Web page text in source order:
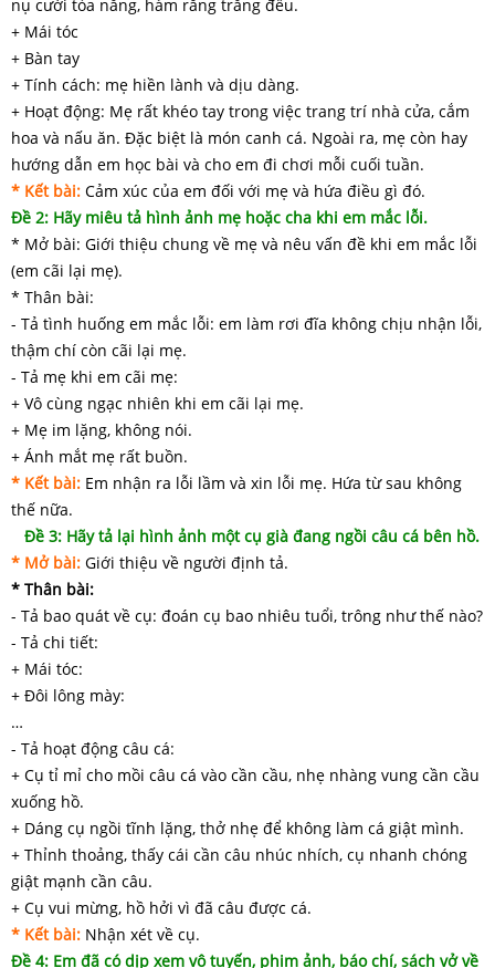
nụ cười tỏa nắng, hàm răng trắng đều.
+ Mái tóc
+ Bàn tay
+ Tính cách: mẹ hiền lành và dịu dàng.
+ Hoạt động: Mẹ rất khéo tay trong việc trang trí nhà cửa, cắm
hoa và nấu ăn. Đặc biệt là món canh cá. Ngoài ra, mẹ còn hay
hướng dẫn em học bài và cho em đi chơi mỗi cuối tuần.
* Kết bài: Cảm xúc của em đối với mẹ và hứa điều gì đó.
Đề 2: Hãy miêu tả hình ảnh mẹ hoặc cha khi em mắc lỗi.
* Mở bài: Giới thiệu chung về mẹ và nêu vấn đề khi em mắc lỗi
(em cãi lại mẹ).
* Thân bài:
- Tả tình huống em mắc lỗi: em làm rơi đĩa không chịu nhận lỗi,
thậm chí còn cãi lại mẹ.
- Tả mẹ khi em cãi mẹ:
+ Vô cùng ngạc nhiên khi em cãi lại mẹ.
+ Mẹ im lặng, không nói.
+ Ánh mắt mẹ rất buồn.
* Kết bài: Em nhận ra lỗi lầm và xin lỗi mẹ. Hứa từ sau không
thế nữa.
Đề 3: Hãy tả lại hình ảnh một cụ già đang ngồi câu cá bên hồ.
* Mở bài: Giới thiệu về người định tả.
* Thân bài:
- Tả bao quát về cụ: đoán cụ bao nhiêu tuổi, trông như thế nào?
- Tả chi tiết:
+ Mái tóc:
+ Đôi lông mày:
…
- Tả hoạt động câu cá:
+ Cụ tỉ mỉ cho mồi câu cá vào cần cầu, nhẹ nhàng vung cần cầu
xuống hồ.
+ Dáng cụ ngồi tĩnh lặng, thở nhẹ để không làm cá giật mình.
+ Thỉnh thoảng, thấy cái cần câu nhúc nhích, cụ nhanh chóng
giật mạnh cần câu.
+ Cụ vui mừng, hồ hởi vì đã câu được cá.
* Kết bài: Nhận xét về cụ.
Đề 4: Em đã có dịp xem vô tuyến, phim ảnh, báo chí, sách vở về